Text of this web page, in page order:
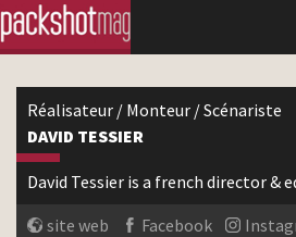
Réalisateur / Monteur / Scénariste
DAVID TESSIER
David Tessier is a french director &
site web
Facebook